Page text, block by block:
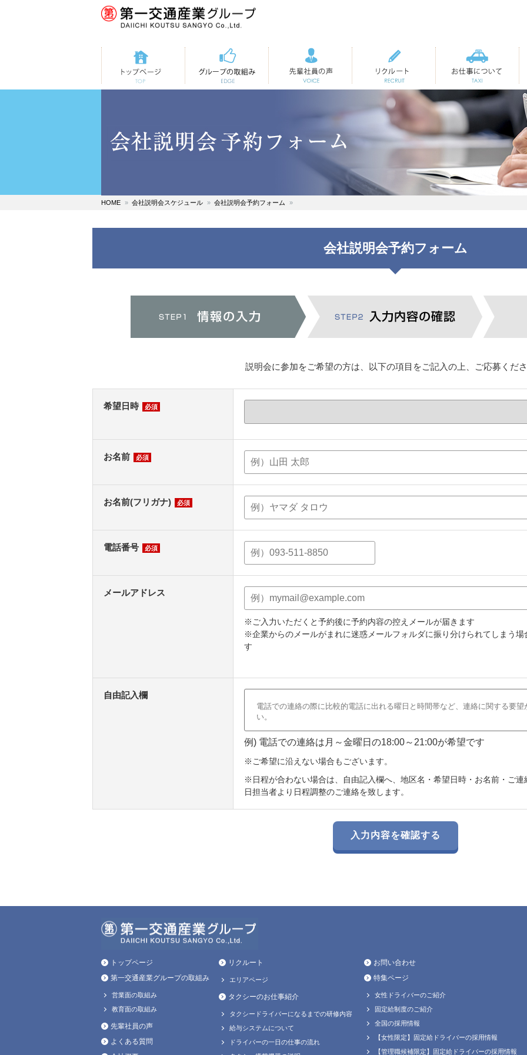
トップページ 第一交通の取組み 先輩社員の声 リクルート お仕事について
HOME 会社説明会スケジュール 会社説明会予約フォーム
会社説明会予約フォーム
説明会に参加をご希望の方は、以下の項目をご記入の上、ご応募くだ
希望日時 必須
お名前 必須
お名前(フリガナ) 必須
電話番号 必須
メールアドレス
※ご入力いただくと予約後に予約内容の控えメールが届きます
※企業からのメールがまれに迷惑メールフォルダに振り分けられてしまう
す
自由記入欄
例) 電話での連絡は月～金曜日の18:00～21:00が希望です
※ご希望に沿えない場合もございます。
※日程が合わない場合は、自由記入欄へ、地区名・希望日時・お名前・ご
日担当者より日程調整のご連絡を致します。
トップページ
第一交通産業グループの取組み
営業面の取組み
教育面の取組み
先輩社員の声
よくある質問
リクルート
エリアページ
タクシーのお仕事紹介
タクシードライバーになるまでの研修内容
給与システムについて
ドライバーの一日の仕事の流れ
お問い合わせ
特集ページ
女性ドライバーのご紹介
固定給制度のご紹介
全国の採用情報
【女性限定】固定給ドライバーの採用情報
【管理職候補限定】固定給ドライバーの採用情報